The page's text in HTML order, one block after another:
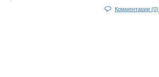
Комментарии (0)